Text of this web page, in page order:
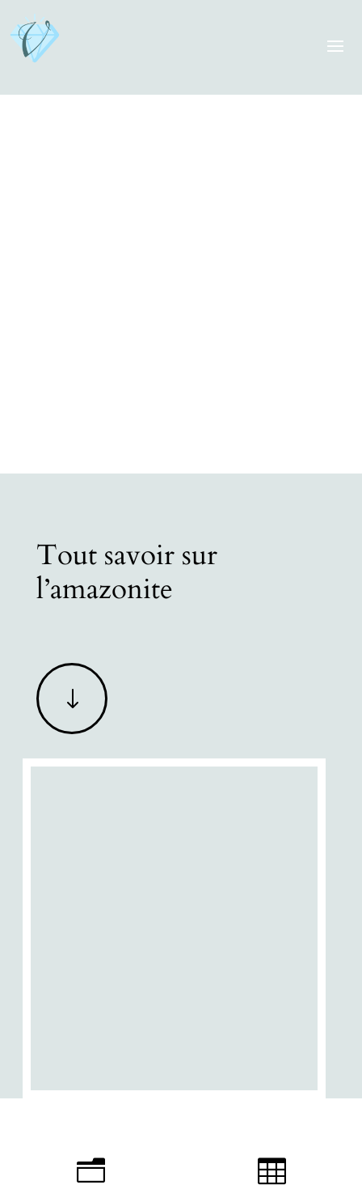
Tout savoir sur
l’amazonite
"
n 